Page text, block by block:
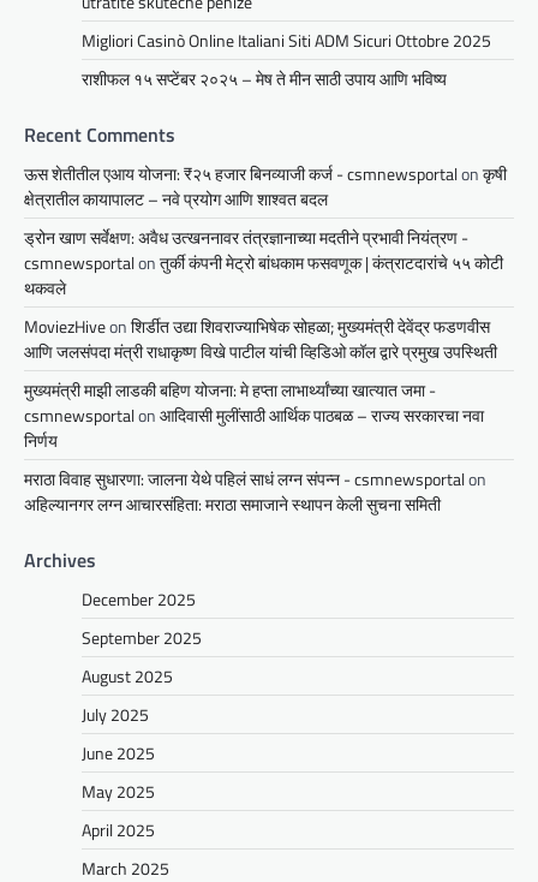
Migliori Casinò Online Italiani Siti ADM Sicuri Ottobre 2025
राशीफल १५ सप्टेंबर २०२५ – मेष ते मीन साठी उपाय आणि भविष्य
Recent Comments
ऊस शेतीतील एआय योजना: ₹२५ हजार बिनव्याजी कर्ज - csmnewsportalonकृषी
क्षेत्रातील कायापालट – नवे प्रयोग आणि शाश्वत बदल
ड्रोन खाण सर्वेक्षण: अवैध उत्खननावर तंत्रज्ञानाच्या मदतीने प्रभावी नियंत्रण -
csmnewsportalonतुर्की कंपनी मेट्रो बांधकाम फसवणूक | कंत्राटदारांचे ५५ कोटी
थकवले
MoviezHiveonशिर्डीत उद्या शिवराज्याभिषेक सोहळा; मुख्यमंत्री देवेंद्र फडणवीस
आणि जलसंपदा मंत्री राधाकृष्ण विखे पाटील यांची व्हिडिओ कॉल द्वारे प्रमुख उपस्थिती
मुख्यमंत्री माझी लाडकी बहिण योजना: मे हप्ता लाभार्थ्यांच्या खात्यात जमा -
csmnewsportalonआदिवासी मुलींसाठी आर्थिक पाठबळ – राज्य सरकारचा नवा
निर्णय
मराठा विवाह सुधारणा: जालना येथे पहिलं साधं लग्न संपन्न - csmnewsportalon
अहिल्यानगर लग्न आचारसंहिता: मराठा समाजाने स्थापन केली सुचना समिती
Archives
December 2025
September 2025
August 2025
July 2025
June 2025
May 2025
April 2025
March 2025